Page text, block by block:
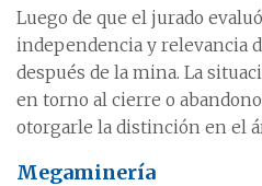
Luego de que el jurado
independencia y relevancia
después de la mina. La
en torno al cierre o
otorgarle la distinción en el
Megaminería